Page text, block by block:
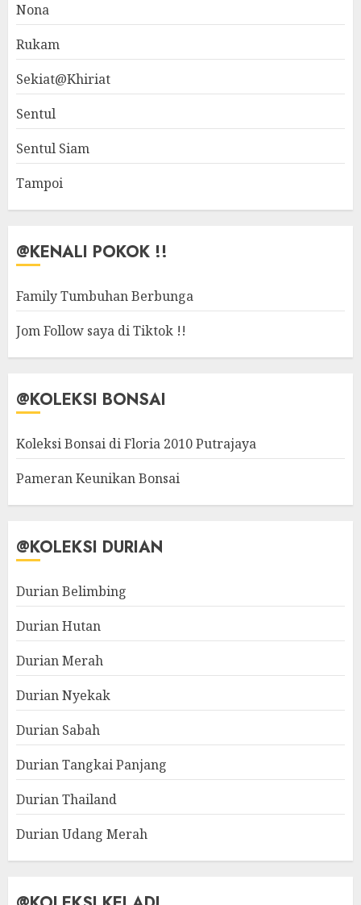
Nona
Rukam
Sekiat@Khiriat
Sentul
Sentul Siam
Tampoi
@KENALI POKOK !!
Family Tumbuhan Berbunga
Jom Follow saya di Tiktok !!
@KOLEKSI BONSAI
Koleksi Bonsai di Floria 2010 Putrajaya
Pameran Keunikan Bonsai
@KOLEKSI DURIAN
Durian Belimbing
Durian Hutan
Durian Merah
Durian Nyekak
Durian Sabah
Durian Tangkai Panjang
Durian Thailand
Durian Udang Merah